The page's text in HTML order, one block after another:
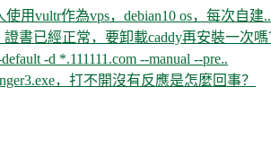
用vultr作為vps，debian10 os，每次自建..
書已經正常，要卸載caddy再安裝一次嗎
-d *.111111.com --manual --pre..
，打不開沒有反應是怎麼回事？